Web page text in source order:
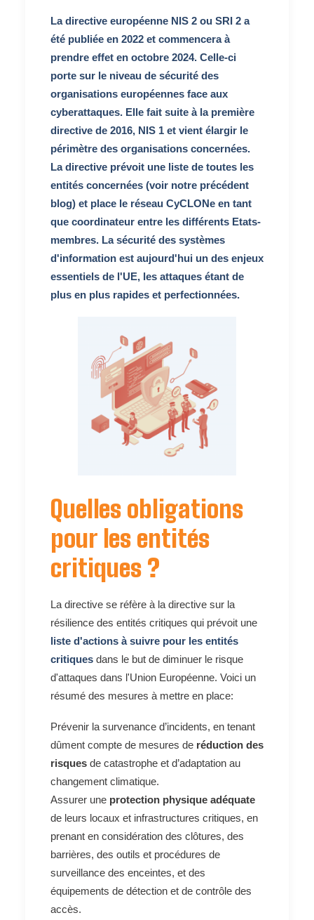
La directive européenne NIS 2 ou SRI 2 a
été publiée en 2022 et commencera à
prendre effet en octobre 2024. Celle-ci
porte sur le niveau de sécurité des
organisations européennes face aux
cyberattaques. Elle fait suite à la première
directive de 2016, NIS 1 et vient élargir le
périmètre des organisations concernées.
La directive prévoit une liste de toutes les
entités concernées (voir notre précédent
blog) et place le réseau CyCLONe en tant
que coordinateur entre les différents Etats-
membres. La sécurité des systèmes
d'information est aujourd'hui un des enjeux
essentiels de l'UE, les attaques étant de
plus en plus rapides et perfectionnées.
Quelles obligations
pour les entités
critiques ?
La directive se réfère à la directive sur la
résilience des entités critiques qui prévoit une
liste d'actions à suivre pour les entités
critiques dans le but de diminuer le risque
d'attaques dans l'Union Européenne. Voici un
résumé des mesures à mettre en place:
Prévenir la survenance d’incidents, en tenant
dûment compte de mesures de réduction des
risques de catastrophe et d’adaptation au
changement climatique.
Assurer une protection physique adéquate
de leurs locaux et infrastructures critiques, en
prenant en considération des clôtures, des
barrières, des outils et procédures de
surveillance des enceintes, et des
équipements de détection et de contrôle des
accès.